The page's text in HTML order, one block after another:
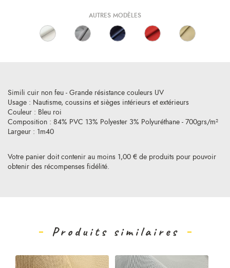
AUTRES MODÈLES
Votre panier doit contenir au moins 1,00 € de produits pour pouvoir
obtenir des récompenses fidélité.
Simili cuir non feu - Grande résistance couleurs UV
Usage : Nautisme, coussins et sièges intérieurs et extérieurs
Couleur : Bleu roi
Composition : 84% PVC 13% Polyester 3% Polyuréthane - 700grs/m²
Largeur : 1m40
Produits similaires